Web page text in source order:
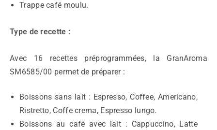
Trappe café moulu.
Type de recette :
Avec 16 recettes préprogrammées, la GranAroma
SM6585/00 permet de préparer :
Boissons sans lait : Espresso, Coffee, Americano,
Ristretto, Coffe crema, Espresso lungo.
Boissons au café avec lait : Cappuccino, Latte